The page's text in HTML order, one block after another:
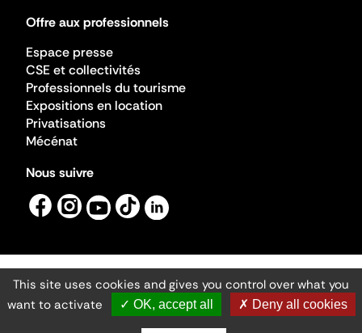
Offre aux professionnels
Espace presse
CSE et collectivités
Professionnels du tourisme
Expositions en location
Privatisations
Mécénat
Nous suivre
Mentions légales
Gestion des cookies
Accessibilité numérique
Ministère de la Culture ©2026
- Cité de l'architecture et du patrimoine
This site uses cookies and gives you control over what you
want to activate
✓ OK, accept all ✗ Deny all cookies